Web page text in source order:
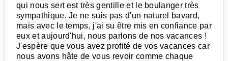
qui nous sert est très gentille et le boulanger très
sympathique. Je ne suis pas d'un naturel bavard,
mais avec le temps, j'ai su être mis en confiance par
eux et aujourd'hui, nous parlons de nos vacances !
J'espère que vous avez profité de vos vacances car
nous avons hâte de vous revoir comme chaque